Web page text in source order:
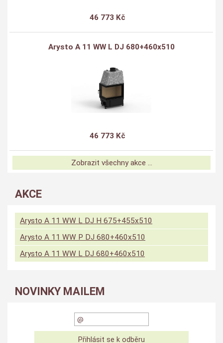
46 773 Kč
Arysto A 11 WW L DJ 680+460x510
46 773 Kč
Zobrazit všechny akce ...
AKCE
Arysto A 11 WW L DJ H 675+455x510
Arysto A 11 WW P DJ 680+460x510
Arysto A 11 WW L DJ 680+460x510
NOVINKY MAILEM